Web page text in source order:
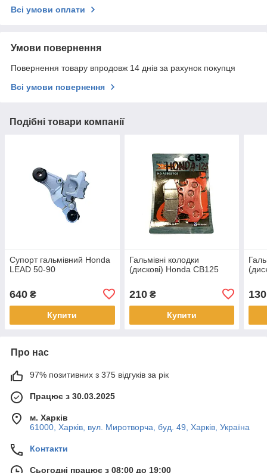
Всі умови оплати
Умови повернення
Повернення товару впродовж 14 днів за рахунок покупця
Всі умови повернення
Подібні товари компанії
Супорт гальмівний Honda
LEAD 50-90
640 ₴
Купити
Гальмівні колодки
(дискові) Honda CB125
210₴
Купити
130
Про нас
97% позитивних з 375 відгуків за рік
Працює з 30.03.2025
м. Харків
61000, Харків, вул. Миротворча, буд. 49, Харків, Україна
Контакти
Сьогодні працює з 08:00 до 19:00